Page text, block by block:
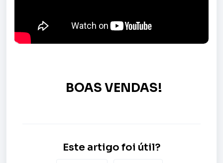
BOAS VENDAS!
Este artigo foi útil?